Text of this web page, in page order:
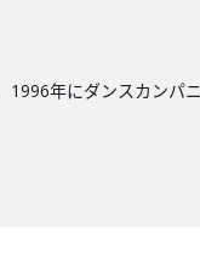
年にダンスカン